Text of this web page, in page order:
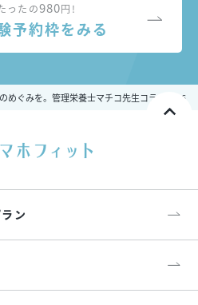
ったの980円!
予約枠をみる
めぐみを。管理栄養士マチコ先生コラムvol.6
ン